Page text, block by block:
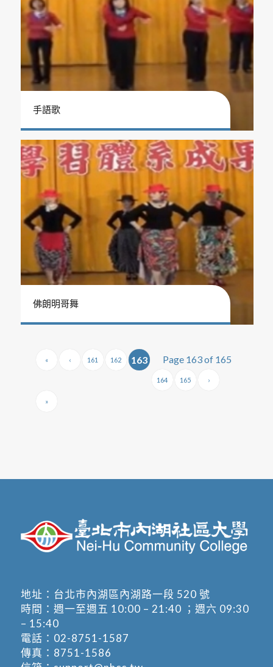
手語歌
佛朗明哥舞
Page 163 of 165
« ‹ 161 162 163
164 165 ›
»
地址： 台北市內湖區內湖路一段 520 號
時間：週一至週五 10:00 – 21:40 ；週六 09:30
– 15:40
電話： 02-8751-1587
傳真：8751-1586